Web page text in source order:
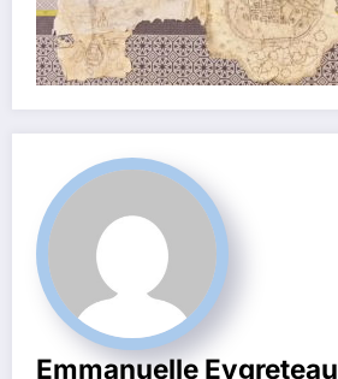
Emmanuelle Eygreteau